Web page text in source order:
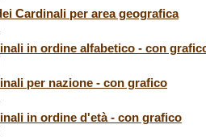
Cardinali per area geografica
in ordine alfabetico - con
per nazione - con grafico
in ordine d'età - con grafico